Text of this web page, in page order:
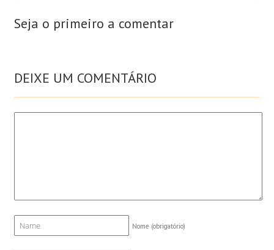
Seja o primeiro a comentar
DEIXE UM COMENTÁRIO
Nome (obrigatório)